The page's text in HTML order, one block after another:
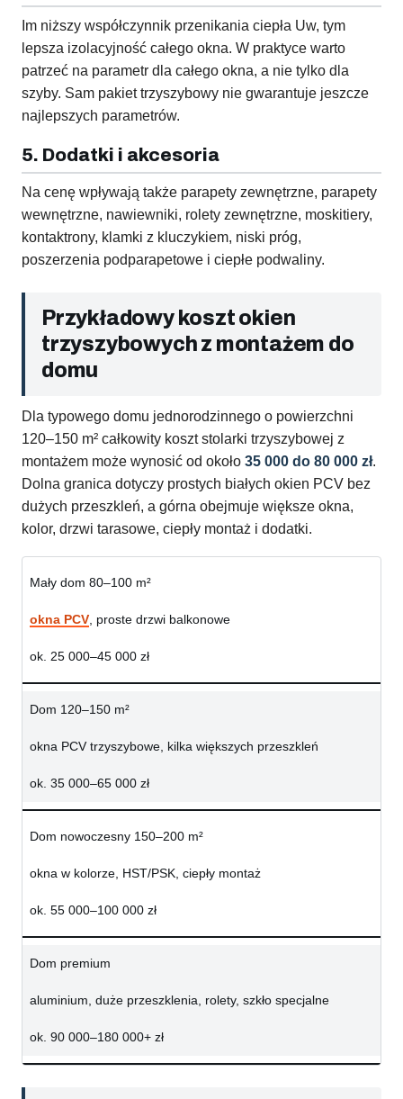
Im niższy współczynnik przenikania ciepła Uw, tym
lepsza izolacyjność całego okna. W praktyce warto
patrzeć na parametr dla całego okna, a nie tylko dla
szyby. Sam pakiet trzyszybowy nie gwarantuje jeszcze
najlepszych parametrów.
5. Dodatki i akcesoria
Na cenę wpływają także parapety zewnętrzne, parapety
wewnętrzne, nawiewniki, rolety zewnętrzne, moskitiery,
kontaktrony, klamki z kluczykiem, niski próg,
poszerzenia podparapetowe i ciepłe podwaliny.
Przykładowy koszt okien
trzyszybowych z montażem do
domu
Dla typowego domu jednorodzinnego o powierzchni
120–150 m² całkowity koszt stolarki trzyszybowej z
montażem może wynosić od około 35 000 do 80 000 zł.
Dolna granica dotyczy prostych białych okien PCV bez
dużych przeszkleń, a górna obejmuje większe okna,
kolor, drzwi tarasowe, ciepły montaż i dodatki.
Mały dom 80–100 m²
okna PCV, proste drzwi balkonowe
ok. 25 000–45 000 zł
Dom 120–150 m²
okna PCV trzyszybowe, kilka większych przeszkleń
ok. 35 000–65 000 zł
Dom nowoczesny 150–200 m²
okna w kolorze, HST/PSK, ciepły montaż
ok. 55 000–100 000 zł
Dom premium
aluminium, duże przeszklenia, rolety, szkło specjalne
ok. 90 000–180 000+ zł